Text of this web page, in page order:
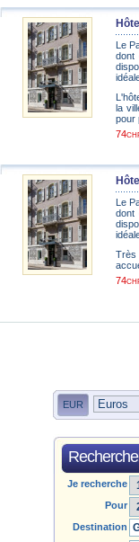
Le
dont
la
pour
74
Le
dont
Très
74
EUR
Je recherche
Pour
Destination